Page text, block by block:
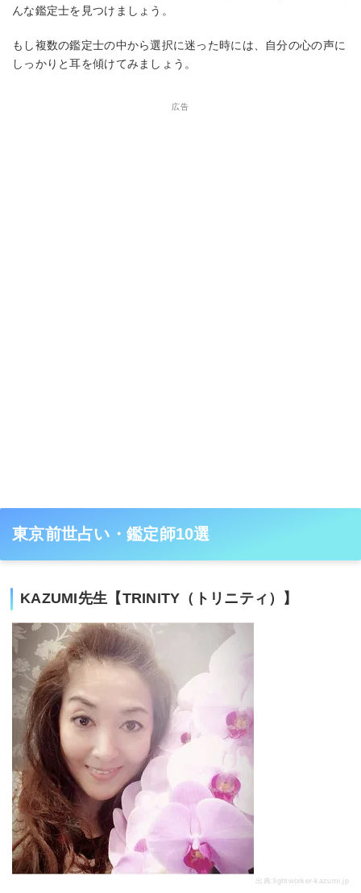
んな鑑定士を見つけましょう。
もし複数の鑑定士の中から選択に迷った時には、自分の心の声に
しっかりと耳を傾けてみましょう。
広告
東京前世占い・鑑定師10選
KAZUMI先生【TRINITY（トリニティ）】
出典: lightworker-kazumi.jp